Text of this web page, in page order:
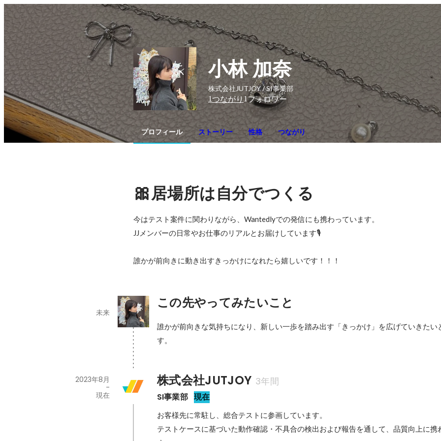
小林 加奈
株式会社JUTJOY / SI事業部
1つながり 1フォロワー
プロフィール ストーリー 性格 つながり
🎀居場所は自分でつくる
今はテスト案件に関わりながら、Wantedlyでの発信にも携わっています。
JJメンバーの日常やお仕事のリアルとお届けしています🎙
誰かが前向きに動き出すきっかけになれたら嬉しいです！！！
この先やってみたいこと
未来
誰かが前向きな気持ちになり、新しい一歩を踏み出す「きっかけ」を広げていきたい
す。
株式会社JUTJOY 3年間
SI事業部 現在
2023年8月
-
現在
お客様先に常駐し、総合テストに参画しています。
テストケースに基づいた動作確認・不具合の検出および報告を通して、品質向上に携